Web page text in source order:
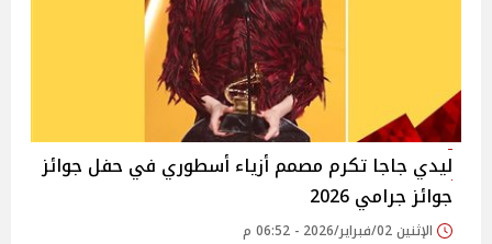
ليدي جاجا تكرم مصمم أزياء أسطوري في حفل جوائز
جوائز جرامي 2026
الإثنين 02/فبراير/2026 - 06:52 م